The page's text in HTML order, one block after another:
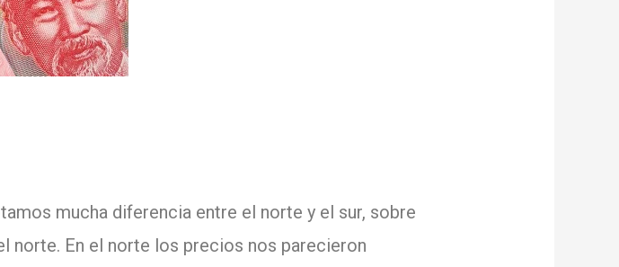
mucha diferencia entre el norte y el sur, sobre
norte. En el norte los precios nos parecieron